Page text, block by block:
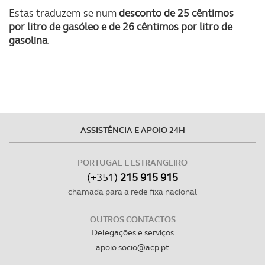
tecnologias similares pode ter impacto na sua
experiência de navegação no Website e nos serviços
disponibilizados.
Estas traduzem-se numdesconto de 25 cêntimos
por litro de gasóleo e de 26 cêntimos por litro de
gasolina.
ASSISTÊNCIA E APOIO 24H
PORTUGAL E ESTRANGEIRO
(+351) 215 915 915
chamada para a rede fixa nacional
OUTROS CONTACTOS
Delegações e serviços
apoio.socio@acp.pt